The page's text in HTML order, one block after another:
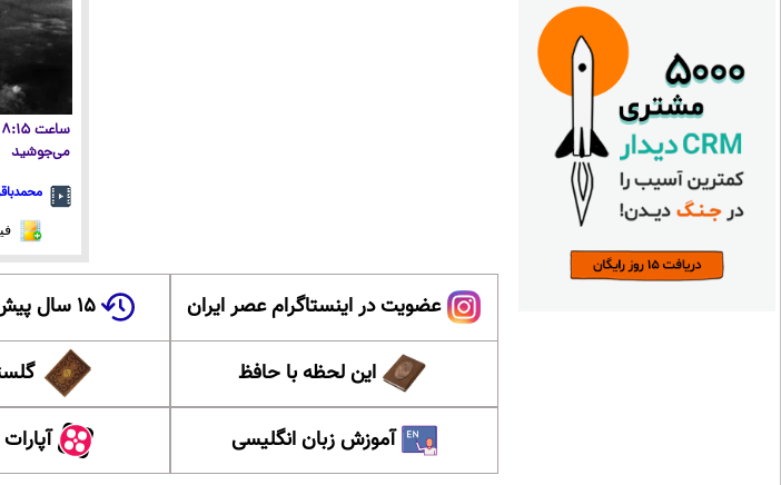
می‌جوشید
عضویت در اینستاگرام عصر ایران ۱۵ سال پیش در چنین روزی
این لحظه با حافظ
آموزش زبان انگلیسی